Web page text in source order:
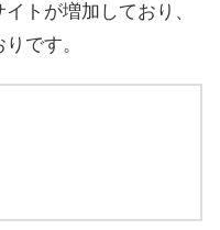
トが増加しており、
です。